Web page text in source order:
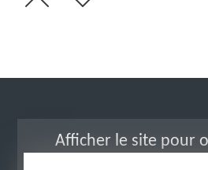
Afficher le site pour